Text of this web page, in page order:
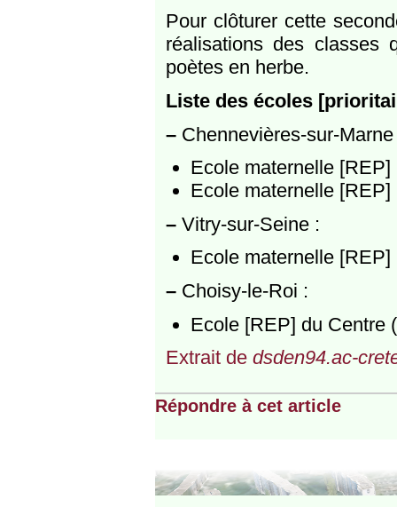
Pour clôturer cette
réalisations des classes
poètes en herbe.
Liste des écoles
–Chennevières-sur-Marne
Ecole maternelle
Ecole maternelle
–Vitry-sur-Seine :
Ecole maternelle
–Choisy-le-Roi :
Ecole [REP] du Centre
Extrait de dsden94.ac-
Répondre à cet article